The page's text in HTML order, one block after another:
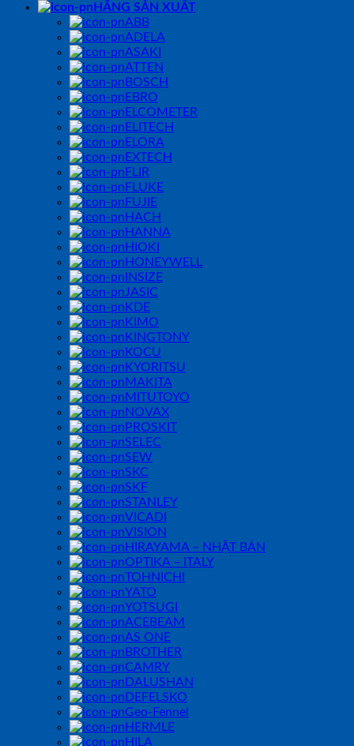
HÃNG SẢN XUẤT
ABB
ADELA
ASAKI
ATTEN
BOSCH
EBRO
ELCOMETER
ELITECH
ELORA
EXTECH
FLIR
FLUKE
FUJIE
HACH
HANNA
HIOKI
HONEYWELL
INSIZE
JASIC
KDE
KIMO
KINGTONY
KOCU
KYORITSU
MAKITA
MITUTOYO
NOVAX
PROSKIT
SELEC
SEW
SKC
SKF
STANLEY
VICADI
VISION
HIRAYAMA – NHẬT BẢN
OPTIKA – ITALY
TOHNICHI
YATO
YOTSUGI
ACEBEAM
AS ONE
BROTHER
CAMRY
DALUSHAN
DEFELSKO
Geo-Fennel
HERMLE
HILA